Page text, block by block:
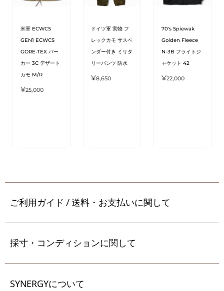
米軍 ECWCS
GEN1 ECWCS
GORE‑TEX パー
カー 3C デザート
カモ M/R
¥25,000
ドイツ軍 実物 フ
レックカモ サスペ
ンダー付き ミリタ
リーパンツ 防水
¥8,650
70's Spiewak
Golden Fleece
N-3B フライトジ
ャケット 42
¥22,000
ご利用ガイド / 送料・お支払いに関して
採寸・コンディションに関して
SYNERGYについて